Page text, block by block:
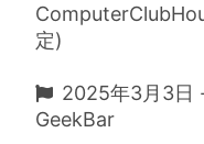
定)
2025年3月3日
GeekBar